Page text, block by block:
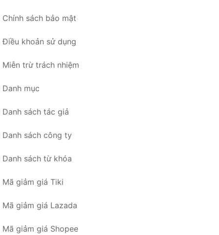
Chính sách bảo mật
Điều khoản sử dụng
Miễn trừ trách nhiệm
Danh mục
Danh sách tác giả
Danh sách công ty
Danh sách từ khóa
Mã giảm giá Tiki
Mã giảm giá Lazada
Mã giảm giá Shopee